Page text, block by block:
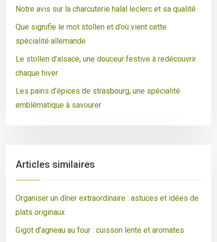
Notre avis sur la charcuterie halal leclerc et sa qualité
Que signifie le mot stollen et d’où vient cette
spécialité allemande
Le stollen d’alsace, une douceur festive à redécouvrir
chaque hiver
Les pains d’épices de strasbourg, une spécialité
emblématique à savourer
Articles similaires
Organiser un dîner extraordinaire : astuces et idées de
plats originaux
Gigot d’agneau au four : cuisson lente et aromates